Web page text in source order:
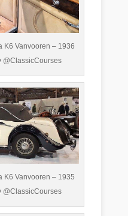
K6 Vanvooren – 1936
@ClassicCourses
K6 Vanvooren – 1935
@ClassicCourses